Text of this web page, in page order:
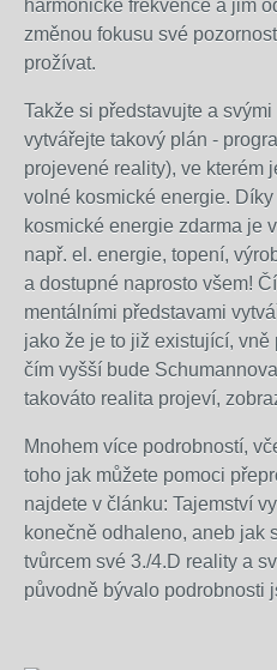
harmonické frekvence a jim
změnou fokusu své
prožívat.
Takže si představujte a
vytvářejte takový plán -
projevené reality), ve kterém
volné kosmické energie.
kosmické energie zdarma je
např. el. energie, topení,
a dostupné naprosto všem!
mentálními představami
jako že je to již existující,
čím vyšší bude
takováto realita projeví,
Mnohem více podrobností,
toho jak můžete pomoci
najdete v článku: Tajemství
konečně odhaleno, aneb jak
tvůrcem své 3./4.D reality a
původně bývalo podrobnosti